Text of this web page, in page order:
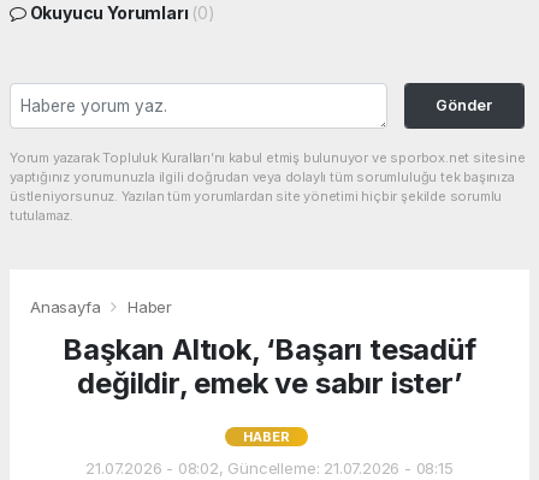
Okuyucu Yorumları (0)
Gönder
Yorum yazarak Topluluk Kuralları’nı kabul etmiş bulunuyor ve sporbox.net sitesine
yaptığınız yorumunuzla ilgili doğrudan veya dolaylı tüm sorumluluğu tek başınıza
üstleniyorsunuz. Yazılan tüm yorumlardan site yönetimi hiçbir şekilde sorumlu
tutulamaz.
Anasayfa Haber
Başkan Altıok, ‘Başarı tesadüf
değildir, emek ve sabır ister’
HABER
21.07.2026 - 08:02, Güncelleme: 21.07.2026 - 08:15